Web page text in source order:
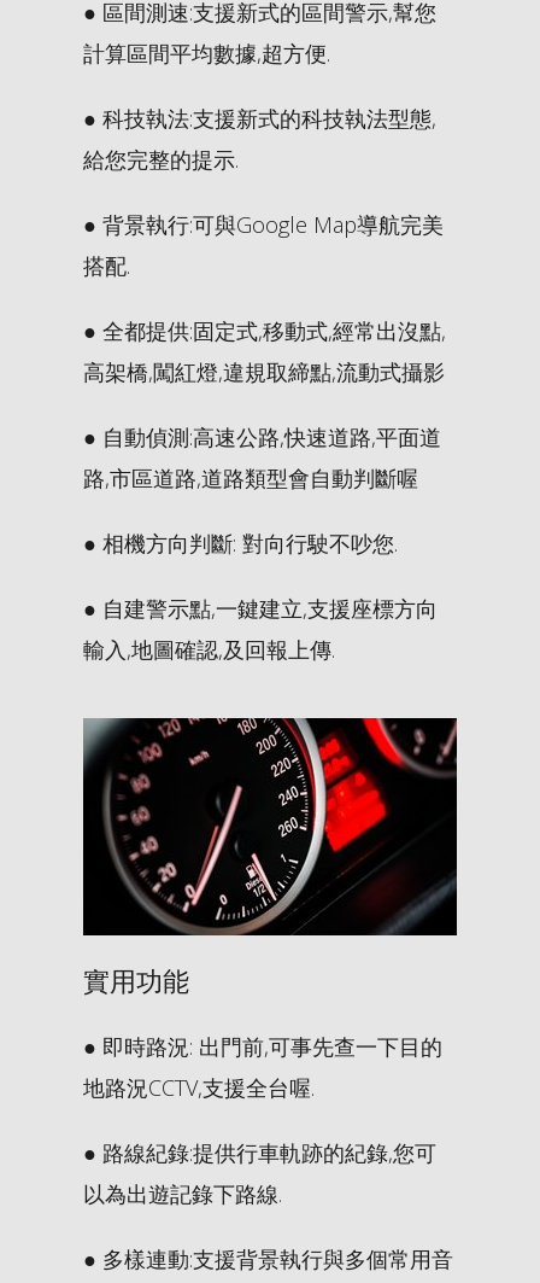
● 區間測速:支援新式的區間警示,幫您
計算區間平均數據,超方便.
● 科技執法:支援新式的科技執法型態,
給您完整的提示.
● 背景執行:可與Google Map導航完美
搭配.
● 全都提供:固定式,移動式,經常出沒點,
高架橋,闖紅燈,違規取締點,流動式攝影
● 自動偵測:高速公路,快速道路,平面道
路,市區道路,道路類型會自動判斷喔
● 相機方向判斷: 對向行駛不吵您.
● 自建警示點,一鍵建立,支援座標方向
輸入,地圖確認,及回報上傳.
實用功能
● 即時路況: 出門前,可事先查一下目的
地路況CCTV,支援全台喔.
● 路線紀錄:提供行車軌跡的紀錄,您可
以為出遊記錄下路線.
● 多樣連動:支援背景執行與多個常用音